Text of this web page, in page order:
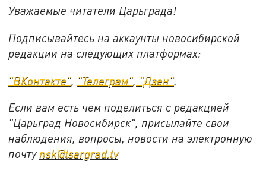
Уважаемые читатели Царьграда!
Подписывайтесь на аккаунты новосибирской
редакции на следующих платформах:
"ВКонтакте" "Телеграм" "Дзен"
Если вам есть чем поделиться с редакцией
"Царьград Новосибирск", присылайте свои
наблюдения, вопросы, новости на электронную
почту nsk@tsargrad.tv